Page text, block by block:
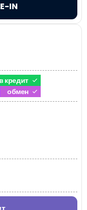
IN
кредит
обмен